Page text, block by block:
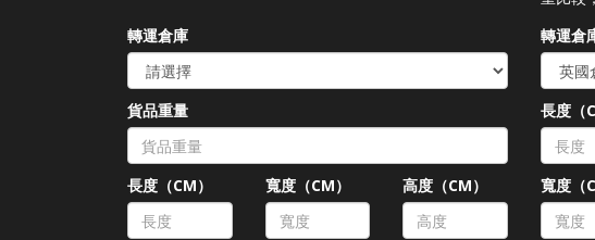
轉運倉庫
貨品重量
長度（CM） 寬度（CM） 高度（CM）
轉運倉
長度（
寬度（